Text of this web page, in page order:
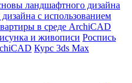
ландшафтного дизайна
с использованием
в среде ArchiCAD
и живописи Роспись
Курс 3ds Max